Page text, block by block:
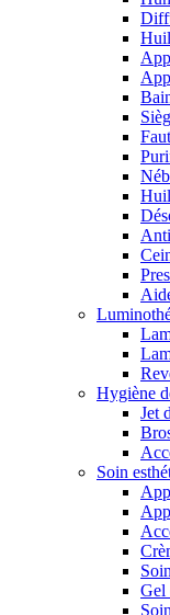
Hygiène
Jet
Soin
Gel